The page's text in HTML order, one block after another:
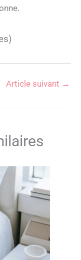
Article suivant →